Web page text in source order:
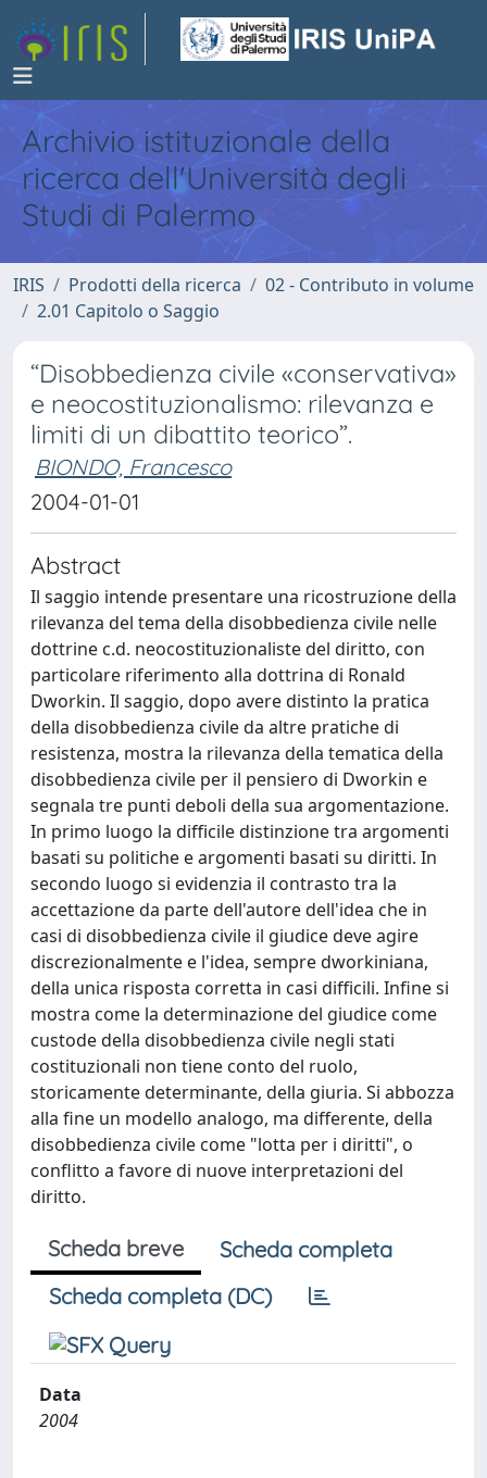
Archivio istituzionale della
ricerca dell'Università degli
Studi di Palermo
IRIS Prodotti della ricerca
02 - Contributo in volume
2.01 Capitolo o Saggio
“Disobbedienza civile «conservativa»
e neocostituzionalismo: rilevanza e
limiti di un dibattito teorico”.
BIONDO, Francesco
2004-01-01
Abstract
Il saggio intende presentare una ricostruzione della
rilevanza del tema della disobbedienza civile nelle
dottrine c.d. neocostituzionaliste del diritto, con
particolare riferimento alla dottrina di Ronald
Dworkin. Il saggio, dopo avere distinto la pratica
della disobbedienza civile da altre pratiche di
resistenza, mostra la rilevanza della tematica della
disobbedienza civile per il pensiero di Dworkin e
segnala tre punti deboli della sua argomentazione.
In primo luogo la difficile distinzione tra argomenti
basati su politiche e argomenti basati su diritti. In
secondo luogo si evidenzia il contrasto tra la
accettazione da parte dell'autore dell'idea che in
casi di disobbedienza civile il giudice deve agire
discrezionalmente e l'idea, sempre dworkiniana,
della unica risposta corretta in casi difficili. Infine si
mostra come la determinazione del giudice come
custode della disobbedienza civile negli stati
costituzionali non tiene conto del ruolo,
storicamente determinante, della giuria. Si abbozza
alla fine un modello analogo, ma differente, della
disobbedienza civile come "lotta per i diritti", o
conflitto a favore di nuove interpretazioni del
diritto.
Scheda breve
Scheda completa
Scheda completa (DC)
Data
2004